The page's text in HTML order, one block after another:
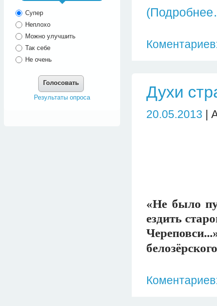
Духи
20.05.2013 |
«Не было
ездить
Супер
Неплохо
Можно улучшить
Так себе
Не очень
Голосовать
Результаты опроса